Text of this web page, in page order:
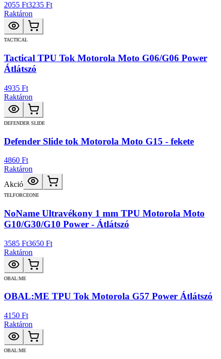
2055 Ft3235 Ft
Raktáron
TACTICAL
Tactical TPU Tok Motorola Moto G06/G06 Power
Átlátszó
4935 Ft
Raktáron
DEFENDER SLIDE
Defender Slide tok Motorola Moto G15 - fekete
4860 Ft
Raktáron
Akció
TELFORCEONE
NoName Ultravékony 1 mm TPU Motorola Moto
G10/G30/G10 Power - Átlátszó
3585 Ft3650 Ft
Raktáron
OBAL:ME
OBAL:ME TPU Tok Motorola G57 Power Átlátszó
4150 Ft
Raktáron
OBAL:ME